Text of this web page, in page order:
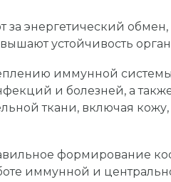
за энергетический
устойчивость
иммунной
и болезней, а
ткани, включая
формирование
иммунной и